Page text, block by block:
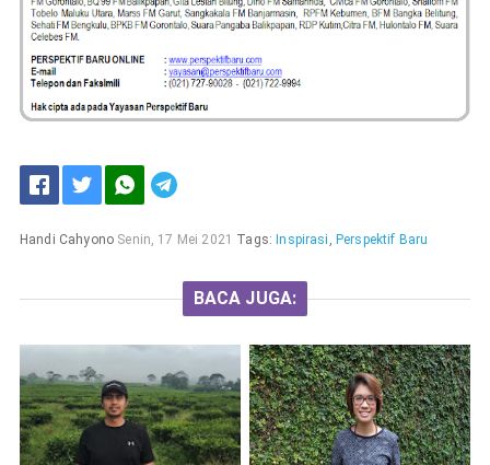
Handi Cahyono Senin, 17 Mei 2021 Tags:Inspirasi Perspektif Baru
BACA JUGA: